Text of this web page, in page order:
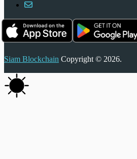
Siam Blockchain Copyright © 2026.